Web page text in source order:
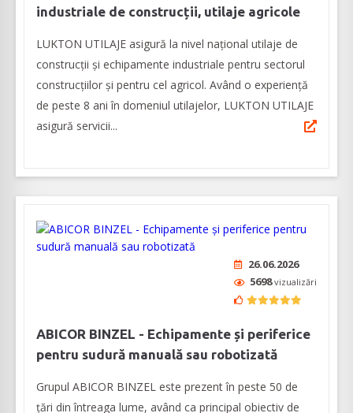
industriale de construcții, utilaje agricole
LUKTON UTILAJE asigură la nivel național utilaje de
construcții și echipamente industriale pentru sectorul
construcțiilor și pentru cel agricol. Având o experiență
de peste 8 ani în domeniul utilajelor, LUKTON UTILAJE
asigură servicii...
26.06.2026
5698vizualizări
ABICOR BINZEL - Echipamente și periferice
pentru sudură manuală sau robotizată
Grupul ABICOR BINZEL este prezent în peste 50 de
țări din întreaga lume, având ca principal obiectiv de